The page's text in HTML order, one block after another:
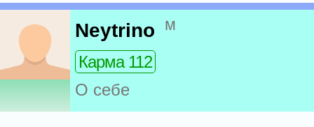
Neytrino м
Карма 112
О себе